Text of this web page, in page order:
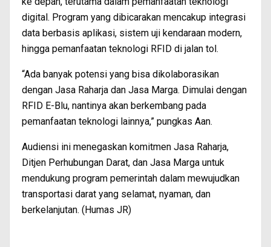
digital. Program yang dibicarakan mencakup integrasi
data berbasis aplikasi, sistem uji kendaraan modern,
hingga pemanfaatan teknologi RFID di jalan tol.
“Ada banyak potensi yang bisa dikolaborasikan
dengan Jasa Raharja dan Jasa Marga. Dimulai dengan
RFID E-Blu, nantinya akan berkembang pada
pemanfaatan teknologi lainnya,” pungkas Aan.
Audiensi ini menegaskan komitmen Jasa Raharja,
Ditjen Perhubungan Darat, dan Jasa Marga untuk
mendukung program pemerintah dalam mewujudkan
transportasi darat yang selamat, nyaman, dan
berkelanjutan. (Humas JR)